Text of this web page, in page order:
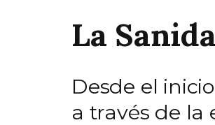
La
Desde el
a través de la